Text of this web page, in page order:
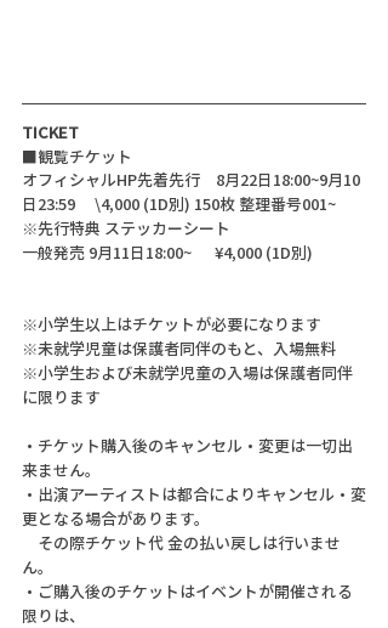
TICKET
■観覧チケット
オフィシャルHP先着先⾏ 8⽉22⽇18:00~9⽉10
⽇23:59  \4,000 (1D別) 150枚 整理番号001~
※先⾏特典 ステッカーシート
⼀般発売 9⽉11⽇18:00~   ¥4,000 (1D別)
※⼩学⽣以上はチケットが必要になります
※未就学児童は保護者同伴のもと、⼊場無料
※⼩学⽣および未就学児童の⼊場は保護者同伴
に限ります
・チケット購⼊後のキャンセル・変更は⼀切出
来ません。
・出演アーティストは都合によりキャンセル・変
更となる場合があります。
その際チケット代 ⾦の払い戻しは⾏いませ
ん。
・ご購⼊後のチケットはイベントが開催される
限りは、